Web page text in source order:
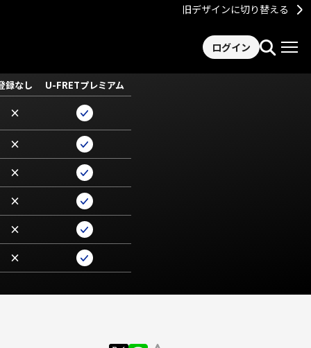
旧デザインに切り替える
ログイン
録なし U-FRETプレミアム
×
×
×
×
×
×